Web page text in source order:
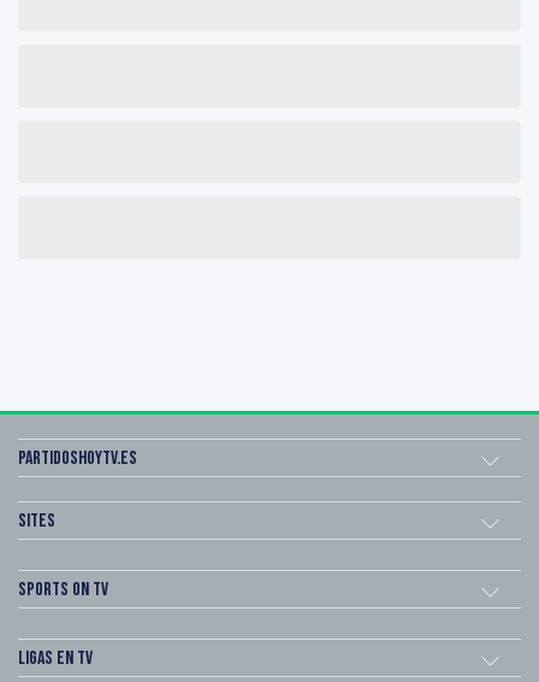
Partidoshoytv.es
Sites
Sports on TV
Ligas en TV